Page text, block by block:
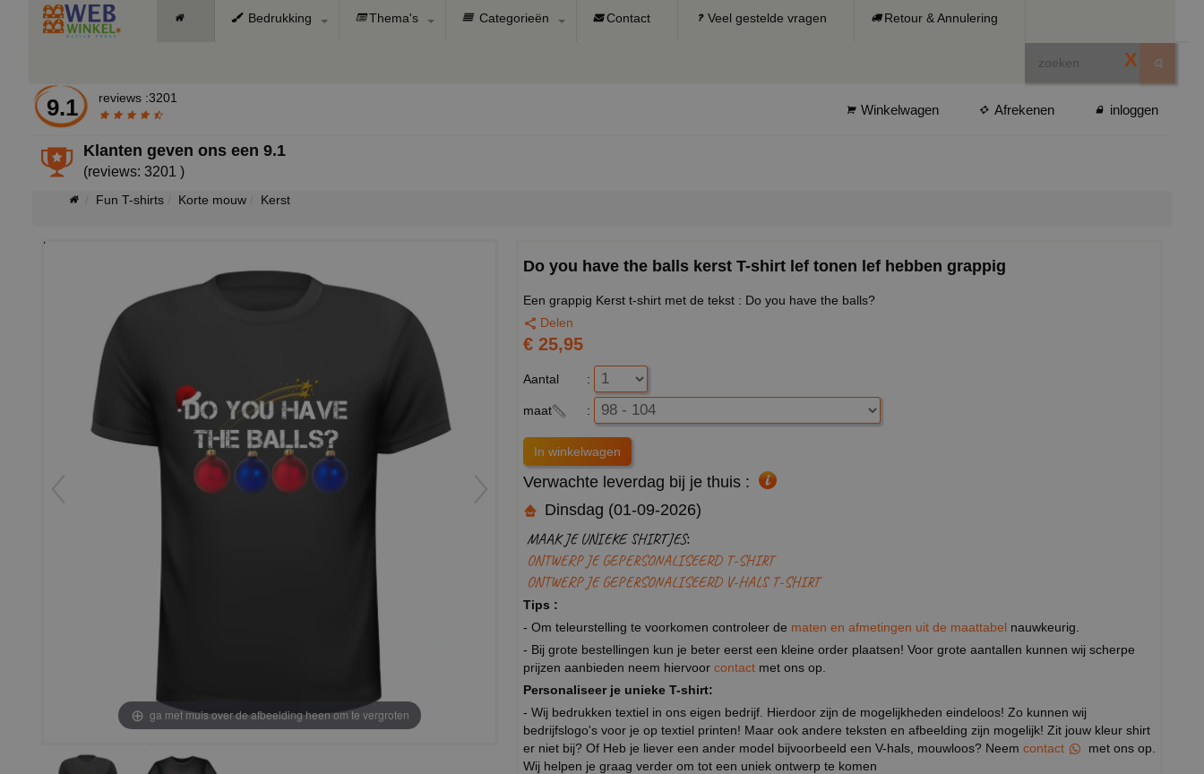
Bedrukking Thema's Categorieën Contact Veel gestelde vragen Retour & Annulering
X
9.1 reviews :3201
Winkelwagen Afrekenen inloggen
Klanten geven ons een9.1
(reviews: 3201 )
Fun T-shirts Korte mouw Kerst
ga met muis over de afbeelding heen om te vergroten
Do you have the balls kerst T-shirt lef tonen lef hebben grappig
Een grappig Kerst t-shirt met de tekst : Do you have the balls?
Delen
€ 25,95
Aantal :
maat :
Verwachte leverdag bij je thuis :
Dinsdag (01-09-2026)
MAAK JE UNIEKE SHIRTJES:
ONTWERP JE GEPERSONALISEERD T-SHIRT
ONTWERP JE GEPERSONALISEERD V-HALS T-SHIRT
Tips :
- Om teleurstelling te voorkomen controleer de maten en afmetingen uit de maattabel nauwkeurig.
- Bij grote bestellingen kun je beter eerst een kleine order plaatsen! Voor grote aantallen kunnen wij scherpe
prijzen aanbieden neem hiervoor contact met ons op.
Personaliseer je unieke T-shirt:
- Wij bedrukken textiel in ons eigen bedrijf. Hierdoor zijn de mogelijkheden eindeloos! Zo kunnen wij
bedrijfslogo's voor je op textiel printen! Maar ook andere teksten en afbeelding zijn mogelijk! Zit jouw kleur shirt
er niet bij? Of Heb je liever een ander model bijvoorbeeld een V-hals, mouwloos? Neem contact
met ons op.
Wij helpen je graag verder om tot een uniek ontwerp te komen